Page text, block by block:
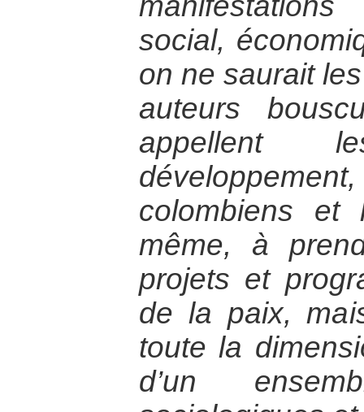
social,
on ne saurait
auteurs
appellent
colombiens et
même, à
projets et
de la paix,
toute la
d’un